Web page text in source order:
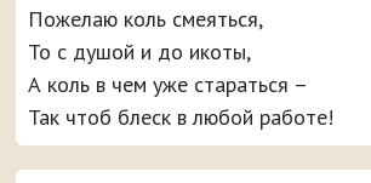
Пожелаю коль смеяться,
То с душой и до икоты,
А коль в чем уже стараться –
Так чтоб блеск в любой работе!